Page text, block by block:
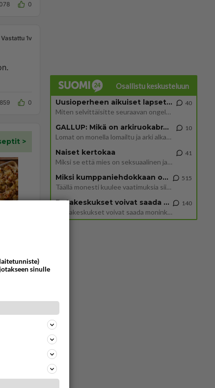
0
Vastattu 1v
0
ja
Osallistu keskusteluun
Uusioperheen aikuiset lapset tyhjentää jääkaapin käydessään
Miten selvittäisitte seuraavan ongelman, meillä on uusioperhe, minulla teini-ikäiset lapset ja puolisolla aikuiset, jotk
40
GALLUP: Mikä on arkiruokabravuurisi?
Lomat on monella lomailtu ja arki alkaa. Se voi tarkoittaa myös sitä, että grillailut on grillattu ja palataan arjen ruo
10
Naiset kertokaa
Miksi se että mies on seksuaalinen ja haluaa seksiä ja te olette hänen mielestänne haluttava on vastenmielistä? Mikä sii
41
Miksi kumppaniehdokkaan oma elämä on teille ongelma?
Täällä monesti kuulee vaatimuksia siitä, että kumppaniehdokkaalla ei saisi olla lemmikkejä, lapsia, kavereita, eksiä, su
515
Datakeskukset voivat saada moninkertaisesti enemmän palautuksia kuin mitä ne maksavat veroja
”Datakeskukset voivat saada moninkertaisesti enemmän palautuksia kuin mitä ne maksavat veroja”, sanoo professori Jussi K
140
sinulle